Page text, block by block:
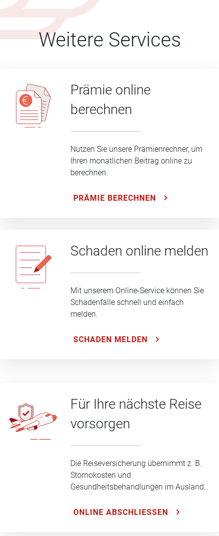
Weitere Services
Prämie online
berechnen
Nutzen Sie unsere Prämienrechner, um
Ihren monatlichen Beitrag online zu
berechnen.
PRÄMIE BERECHNEN
Schaden online melden
Mit unserem Online-Service können Sie
Schadenfälle schnell und einfach
melden.
SCHADEN MELDEN
Für Ihre nächste Reise
vorsorgen
Die Reiseversicherung übernimmt z. B.
Stornokosten und
Gesundheitsbehandlungen im Ausland.
ONLINE ABSCHLIESSEN